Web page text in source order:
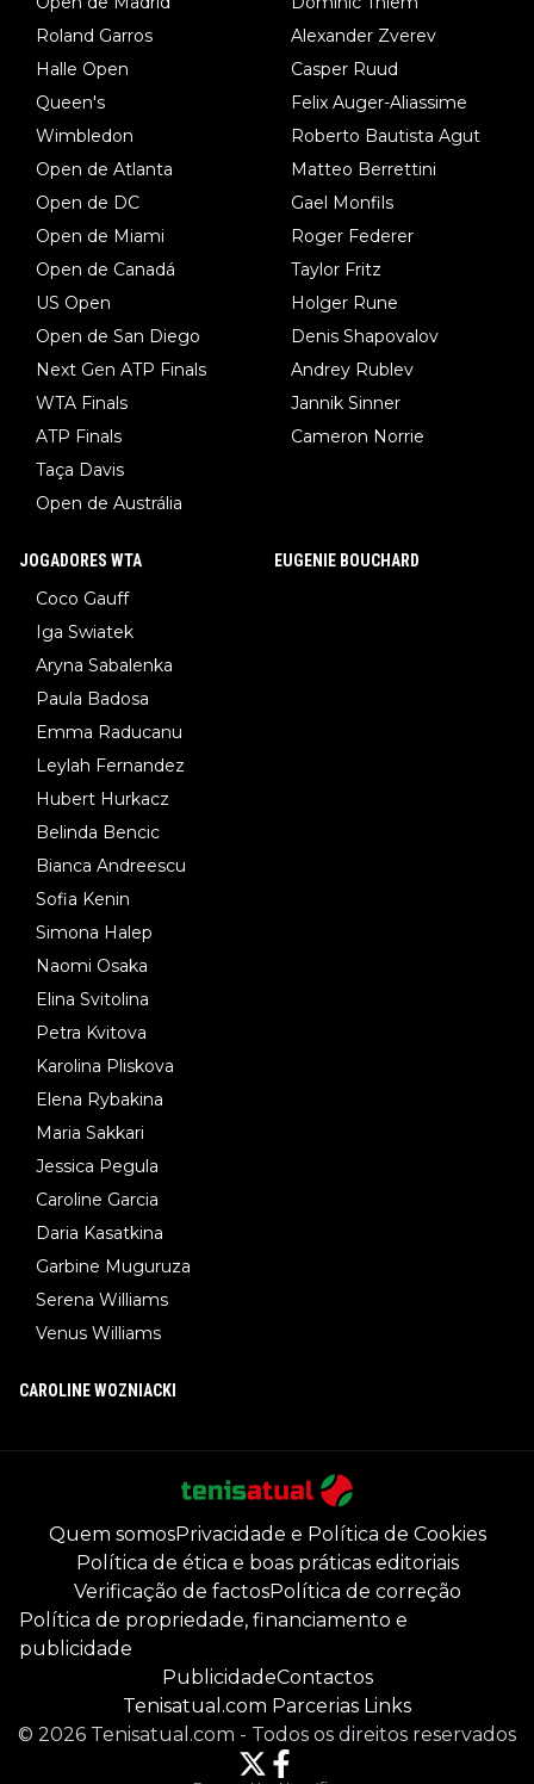
Roland Garros
Halle Open
Queen's
Wimbledon
Open de Atlanta
Open de DC
Open de Miami
Open de Canadá
US Open
Open de San Diego
Next Gen ATP Finals
WTA Finals
ATP Finals
Taça Davis
Open de Austrália
Alexander Zverev
Casper Ruud
Felix Auger-Aliassime
Roberto Bautista Agut
Matteo Berrettini
Gael Monfils
Roger Federer
Taylor Fritz
Holger Rune
Denis Shapovalov
Andrey Rublev
Jannik Sinner
Cameron Norrie
JOGADORES WTA
Coco Gauff
Iga Swiatek
Aryna Sabalenka
Paula Badosa
Emma Raducanu
Leylah Fernandez
Hubert Hurkacz
Belinda Bencic
Bianca Andreescu
Sofia Kenin
Simona Halep
Naomi Osaka
Elina Svitolina
Petra Kvitova
Karolina Pliskova
Elena Rybakina
Maria Sakkari
Jessica Pegula
Caroline Garcia
Daria Kasatkina
Garbine Muguruza
Serena Williams
Venus Williams
EUGENIE BOUCHARD
CAROLINE WOZNIACKI
Quem somosPrivacidade e Política de Cookies
Política de ética e boas práticas editoriais
Verificação de factosPolítica de correção
Política de propriedade, financiamento e
publicidade
PublicidadeContactos
Tenisatual.com Parcerias Links
© 2026 Tenisatual.com - Todos os direitos reservados